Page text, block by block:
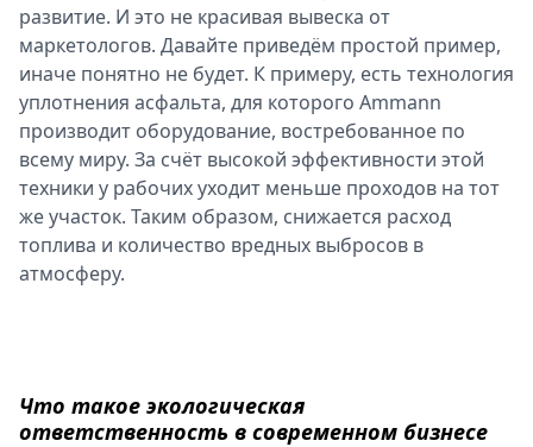
развитие. И это не красивая вывеска от
маркетологов. Давайте приведём простой пример,
иначе понятно не будет. К примеру, есть технология
уплотнения асфальта, для которого Ammann
производит оборудование, востребованное по
всему миру. За счёт высокой эффективности этой
техники у рабочих уходит меньше проходов на тот
же участок. Таким образом, снижается расход
топлива и количество вредных выбросов в
атмосферу.
Что такое экологическая
ответственность в современном бизнесе